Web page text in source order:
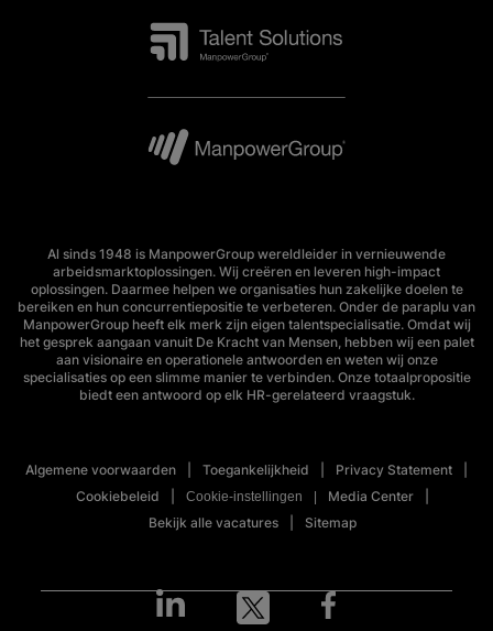
Al sinds 1948 is ManpowerGroup wereldleider in vernieuwende
arbeidsmarktoplossingen. Wij creëren en leveren high-impact
oplossingen. Daarmee helpen we organisaties hun zakelijke doelen te
bereiken en hun concurrentiepositie te verbeteren. Onder de paraplu van
ManpowerGroup heeft elk merk zijn eigen talentspecialisatie. Omdat wij
het gesprek aangaan vanuit De Kracht van Mensen, hebben wij een palet
aan visionaire en operationele antwoorden en weten wij onze
specialisaties op een slimme manier te verbinden. Onze totaalpropositie
biedt een antwoord op elk HR-gerelateerd vraagstuk.
Algemene voorwaarden Toegankelijkheid
Privacy Statement
Cookiebeleid
Cookie-instellingen
Media Center
Bekijk alle vacatures
Sitemap